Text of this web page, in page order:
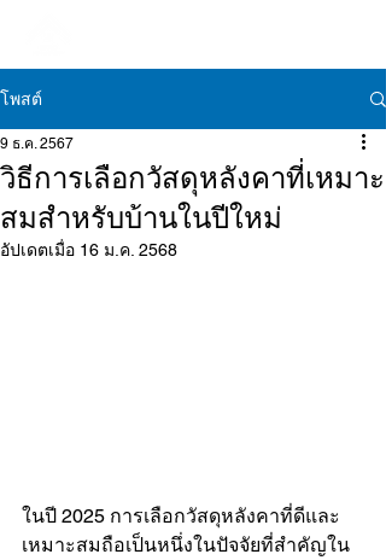
โพสต์
วิธีการเลือกวัสดุหลังคาที่เหมาะ
สมสำหรับบ้านในปีใหม่
9 ธ.ค. 2567
อัปเดตเมื่อ 16 ม.ค. 2568
ในปี 2025 การเลือกวัสดุหลังคาที่ดีและ
เหมาะสมถือเป็นหนึ่งในปัจจัยที่สำคัญใน